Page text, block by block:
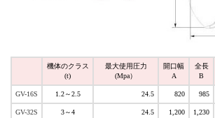
機体のクラス
(t)
最大使用圧力
(Mpa）
開口幅
A
全長
B
GV-16S 1.2～2.5 24.5 820 985
GV-32S 3～4 24.5 1,200 1,230